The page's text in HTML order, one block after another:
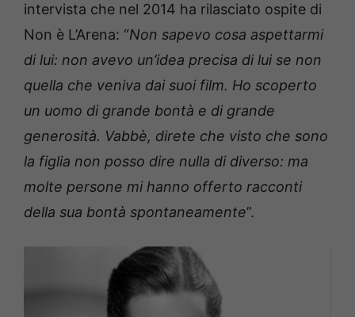
intervista che nel 2014 ha rilasciato ospite di
Non è L’Arena: “Non sapevo cosa aspettarmi
di lui: non avevo un’idea precisa di lui se non
quella che veniva dai suoi film. Ho scoperto
un uomo di grande bontà e di grande
generosità. Vabbè, direte che visto che sono
la figlia non posso dire nulla di diverso: ma
molte persone mi hanno offerto racconti
della sua bontà spontaneamente”.